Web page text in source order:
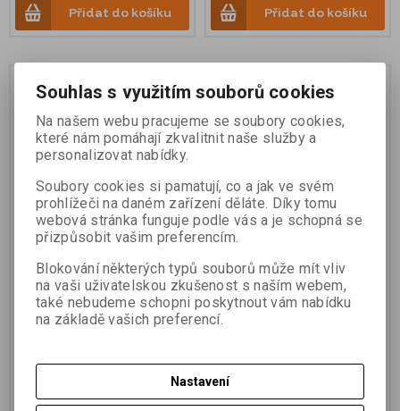
Přidat do košíku Přidat do košíku
Hranol, sklopný, kovové
tělo (KTR)
Katalogové číslo:724826
6 870 Kč (bez DPH)
Přidat do košíku
všesměrový hranol (v.15
cm)
Katalogové číslo:
1 790 Kč (bez DPH)
Přidat do košíku
Souhlas s využitím souborů cookies
Na našem webu pracujeme se soubory cookies,
které nám pomáhají zkvalitnit naše služby a
personalizovat nabídky.
Soubory cookies si pamatují, co a jak ve svém
prohlížeči na daném zařízení děláte. Díky tomu
webová stránka funguje podle vás a je schopná se
přizpůsobit vašim preferencím.
Blokování některých typů souborů může mít vliv
na vaši uživatelskou zkušenost s naším webem,
také nebudeme schopni poskytnout vám nabídku
na základě vašich preferencí.
Nastavení